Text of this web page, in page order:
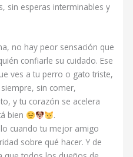
sin esperas interminables y
no hay peor sensación que
confiarle su cuidado. Ese
ves a tu perro o gato triste,
sin comer,
y tu corazón se acelera
bien
.
cuando tu mejor amigo
sobre qué hacer. Y de